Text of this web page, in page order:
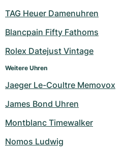
TAG Heuer Damenuhren
Blancpain Fifty Fathoms
Rolex Datejust Vintage
Weitere Uhren
Jaeger Le-Coultre Memovox
James Bond Uhren
Montblanc Timewalker
Nomos Ludwig